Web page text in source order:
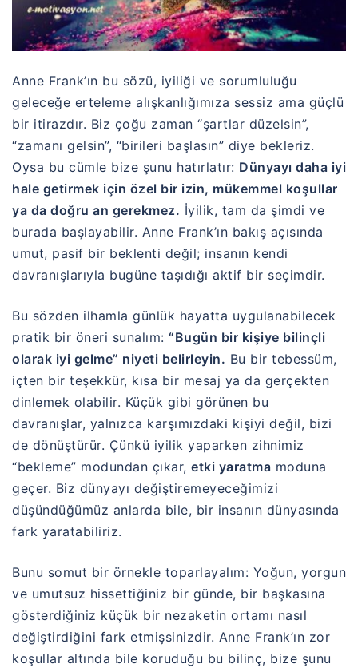
Anne Frank’ın bu sözü, iyiliği ve sorumluluğu
geleceğe erteleme alışkanlığımıza sessiz ama güçlü
bir itirazdır. Biz çoğu zaman “şartlar düzelsin”,
“zamanı gelsin”, “birileri başlasın” diye bekleriz.
Oysa bu cümle bize şunu hatırlatır: Dünyayı daha iyi
hale getirmek için özel bir izin, mükemmel koşullar
ya da doğru an gerekmez. İyilik, tam da şimdi ve
burada başlayabilir. Anne Frank’ın bakış açısında
umut, pasif bir beklenti değil; insanın kendi
davranışlarıyla bugüne taşıdığı aktif bir seçimdir.
Bu sözden ilhamla günlük hayatta uygulanabilecek
pratik bir öneri sunalım: “Bugün bir kişiye bilinçli
olarak iyi gelme” niyeti belirleyin. Bu bir tebessüm,
içten bir teşekkür, kısa bir mesaj ya da gerçekten
dinlemek olabilir. Küçük gibi görünen bu
davranışlar, yalnızca karşımızdaki kişiyi değil, bizi
de dönüştürür. Çünkü iyilik yaparken zihnimiz
“bekleme” modundan çıkar, etki yaratma moduna
geçer. Biz dünyayı değiştiremeyeceğimizi
düşündüğümüz anlarda bile, bir insanın dünyasında
fark yaratabiliriz.
Bunu somut bir örnekle toparlayalım: Yoğun, yorgun
ve umutsuz hissettiğiniz bir günde, bir başkasına
gösterdiğiniz küçük bir nezaketin ortamı nasıl
değiştirdiğini fark etmişsinizdir. Anne Frank’ın zor
koşullar altında bile koruduğu bu bilinç, bize şunu